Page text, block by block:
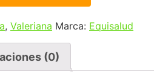
, Valeriana Marca: Equisalud
(0)